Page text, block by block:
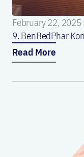
February 22, 2025
9. BenBedPhar
Read More